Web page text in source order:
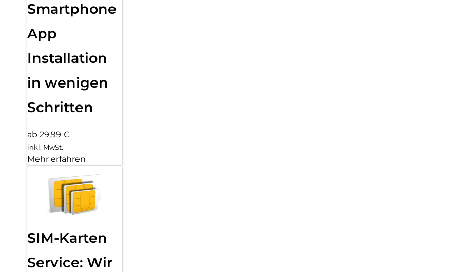
Smartphone
App
Installation
in wenigen
Schritten
ab 29,99 €
inkl. MwSt.
Mehr erfahren
SIM-Karten
Service: Wir